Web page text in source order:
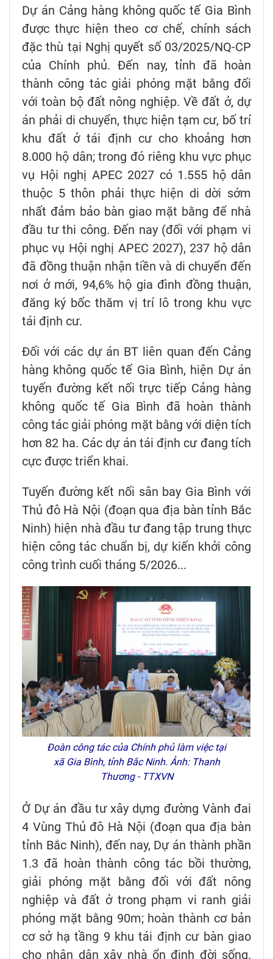
Dự án Cảng hàng không quốc tế Gia Bình
được thực hiện theo cơ chế, chính sách
đặc thù tại Nghị quyết số 03/2025/NQ-CP
của Chính phủ. Đến nay, tỉnh đã hoàn
thành công tác giải phóng mặt bằng đối
với toàn bộ đất nông nghiệp. Về đất ở, dự
án phải di chuyển, thực hiện tạm cư, bố trí
khu đất ở tái định cư cho khoảng hơn
8.000 hộ dân; trong đó riêng khu vực phục
vụ Hội nghị APEC 2027 có 1.555 hộ dân
thuộc 5 thôn phải thực hiện di dời sớm
nhất đảm bảo bàn giao mặt bằng để nhà
đầu tư thi công. Đến nay (đối với phạm vi
phục vụ Hội nghị APEC 2027), 237 hộ dân
đã đồng thuận nhận tiền và di chuyển đến
nơi ở mới, 94,6% hộ gia đình đồng thuận,
đăng ký bốc thăm vị trí lô trong khu vực
tái định cư.
Đối với các dự án BT liên quan đến Cảng
hàng không quốc tế Gia Bình, hiện Dự án
tuyến đường kết nối trực tiếp Cảng hàng
không quốc tế Gia Bình đã hoàn thành
công tác giải phóng mặt bằng với diện tích
hơn 82 ha. Các dự án tái định cư đang tích
cực được triển khai.
Tuyến đường kết nối sân bay Gia Bình với
Thủ đô Hà Nội (đoạn qua địa bàn tỉnh Bắc
Ninh) hiện nhà đầu tư đang tập trung thực
hiện công tác chuẩn bị, dự kiến khởi công
công trình cuối tháng 5/2026...
Đoàn công tác của Chính phủ làm việc tại
xã Gia Bình, tỉnh Bắc Ninh. Ảnh: Thanh
Thương - TTXVN
Ở Dự án đầu tư xây dựng đường Vành đai
4 Vùng Thủ đô Hà Nội (đoạn qua địa bàn
tỉnh Bắc Ninh), đến nay, Dự án thành phần
1.3 đã hoàn thành công tác bồi thường,
giải phóng mặt bằng đối với đất nông
nghiệp và đất ở trong phạm vi ranh giải
phóng mặt bằng 90m; hoàn thành cơ bản
cơ sở hạ tầng 9 khu tái định cư bàn giao
cho nhân dân xây nhà ổn định đời sống.